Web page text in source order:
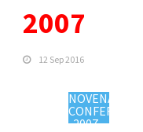
2007
12 Sep 2016
NOVENA
CONFERENCIA
2007 -